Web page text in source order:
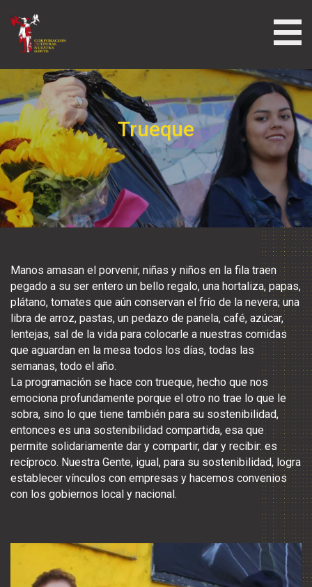
Trueque
Manos amasan el porvenir, niñas y niños en la fila traen
pegado a su ser entero un bello regalo, una hortaliza, papas,
plátano, tomates que aún conservan el frío de la nevera; una
libra de arroz, pastas, un pedazo de panela, café, azúcar,
lentejas, sal de la vida para colocarle a nuestras comidas
que aguardan en la mesa todos los días, todas las
semanas, todo el año.
La programación se hace con trueque, hecho que nos
emociona profundamente porque el otro no trae lo que le
sobra, sino lo que tiene también para su sostenibilidad,
entonces es una sostenibilidad compartida, esa que
permite solidariamente dar y compartir, dar y recibir: es
recíproco. Nuestra Gente, igual, para su sostenibilidad, logra
establecer vínculos con empresas y hacemos convenios
con los gobiernos local y nacional.